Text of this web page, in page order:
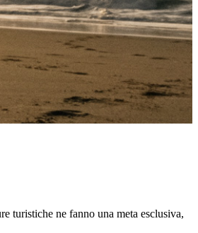
turistiche ne fanno una meta esclusiva,